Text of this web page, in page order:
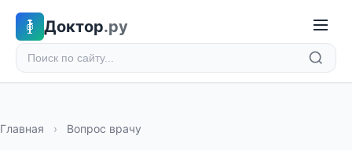
Доктор.ру
Главная › Вопрос врачу